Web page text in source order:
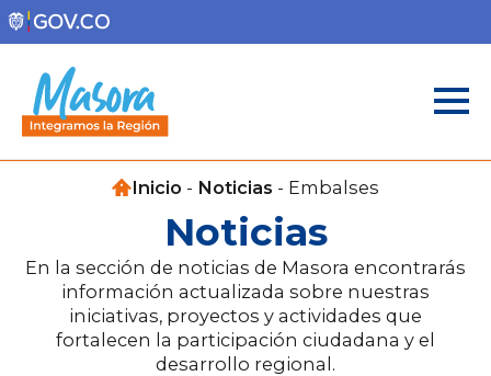
Inicio - Noticias - Embalses
Noticias
En la sección de noticias de Masora encontrarás
información actualizada sobre nuestras
iniciativas, proyectos y actividades que
fortalecen la participación ciudadana y el
desarrollo regional.